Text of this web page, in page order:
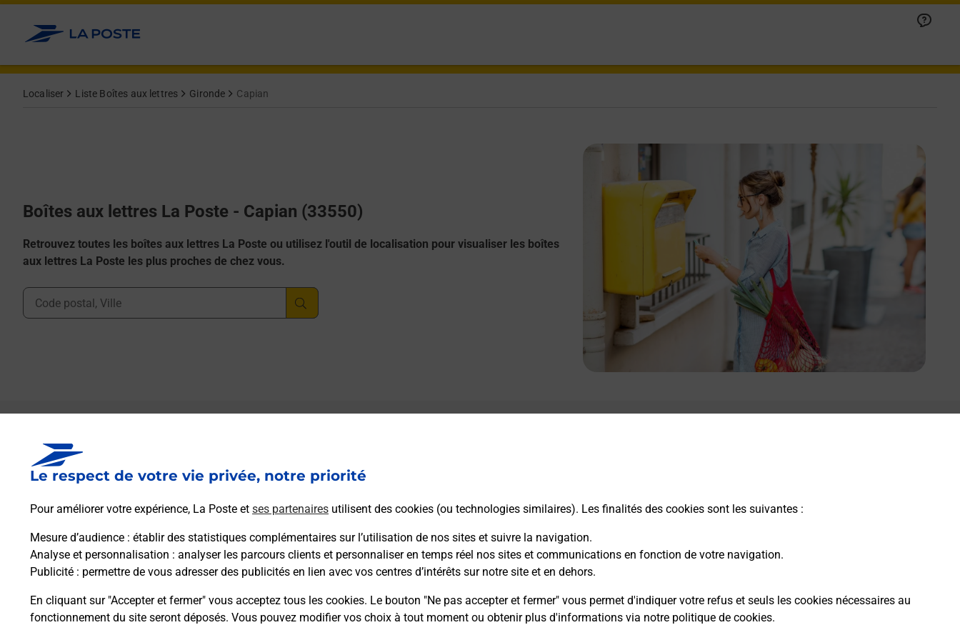
Le respect de votre vie privée, notre priorité
Pour améliorer votre expérience, La Poste et ses partenaires utilisent des cookies (ou technologies similaires). Les finalités des cookies sont les suivantes :
Mesure d’audience : établir des statistiques complémentaires sur l’utilisation de nos sites et suivre la navigation.
Analyse et personnalisation : analyser les parcours clients et personnaliser en temps réel nos sites et communications en fonction de votre navigation.
Publicité : permettre de vous adresser des publicités en lien avec vos centres d’intérêts sur notre site et en dehors.
En cliquant sur "Accepter et fermer" vous acceptez tous les cookies. Le bouton "Ne pas accepter et fermer" vous permet d'indiquer votre refus et seuls les cookies nécessaires au
fonctionnement du site seront déposés. Vous pouvez modifier vos choix à tout moment ou obtenir plus d'informations via notre politique de cookies.
Allez au contenu
Localiser Liste Boîtes aux lettres Gironde Capian
Boîtes aux lettres La Poste - Capian (33550)
Retrouvez toutes les boîtes aux lettres La Poste ou utilisez l'outil de localisation pour visualiser les boîtes
aux lettres La Poste les plus proches de chez vous.
Ville, Département, Code Postal
Boîte aux lettres La Poste
Prochaine collecte du courrier vendredià
33550 Capian
Itinéraire